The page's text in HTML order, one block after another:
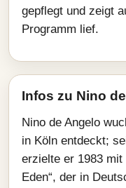
gepflegt und zeigt
Programm lief.
Infos zu Nino
Nino de Angelo
in Köln entdeckt;
erzielte er 1983 mit
Eden“, der in